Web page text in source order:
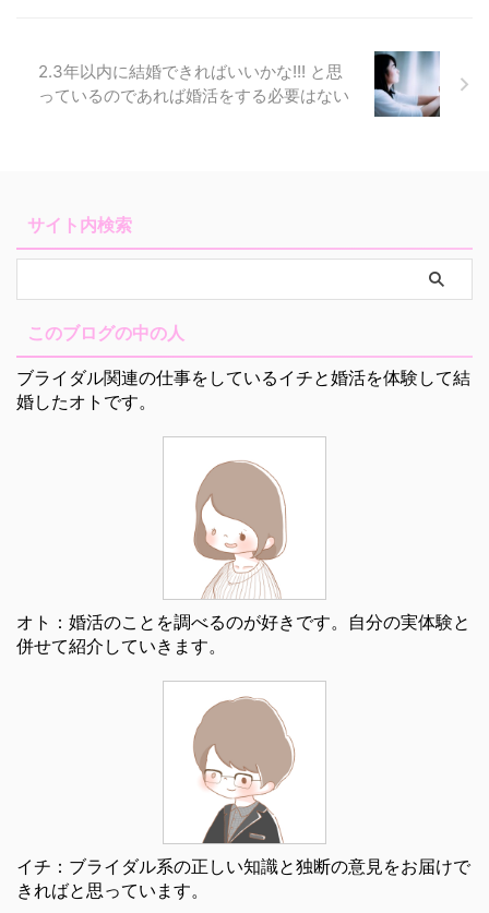
2.3年以内に結婚できればいいかな!!! と思
っているのであれば婚活をする必要はない
サイト内検索
このブログの中の人
ブライダル関連の仕事をしているイチと婚活を体験して結
婚したオトです。
オト：婚活のことを調べるのが好きです。自分の実体験と
併せて紹介していきます。
イチ：ブライダル系の正しい知識と独断の意見をお届けで
きればと思っています。